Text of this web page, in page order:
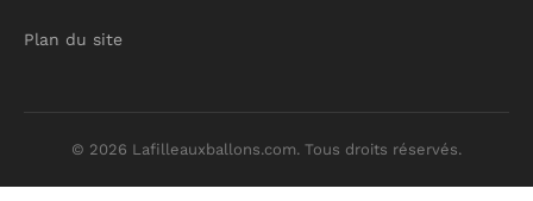
Plan du site
© 2026 Lafilleauxballons.com. Tous droits réservés.